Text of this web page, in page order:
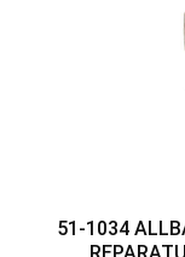
51-1034